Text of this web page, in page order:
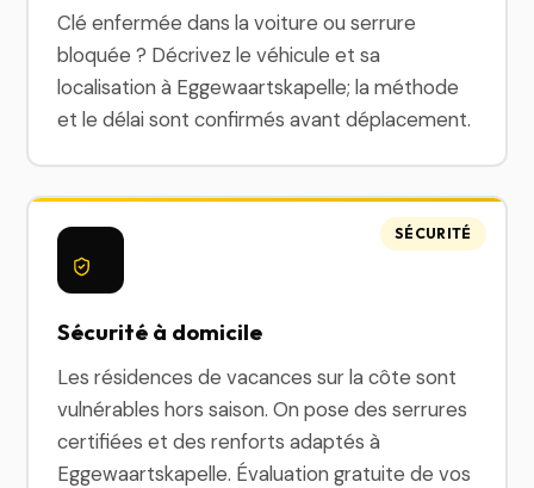
Clé enfermée dans la voiture ou serrure
bloquée ? Décrivez le véhicule et sa
localisation à Eggewaartskapelle; la méthode
et le délai sont confirmés avant déplacement.
Sécurité à domicile
Les résidences de vacances sur la côte sont
vulnérables hors saison. On pose des serrures
certifiées et des renforts adaptés à
Eggewaartskapelle. Évaluation gratuite de vos
SÉCURITÉ